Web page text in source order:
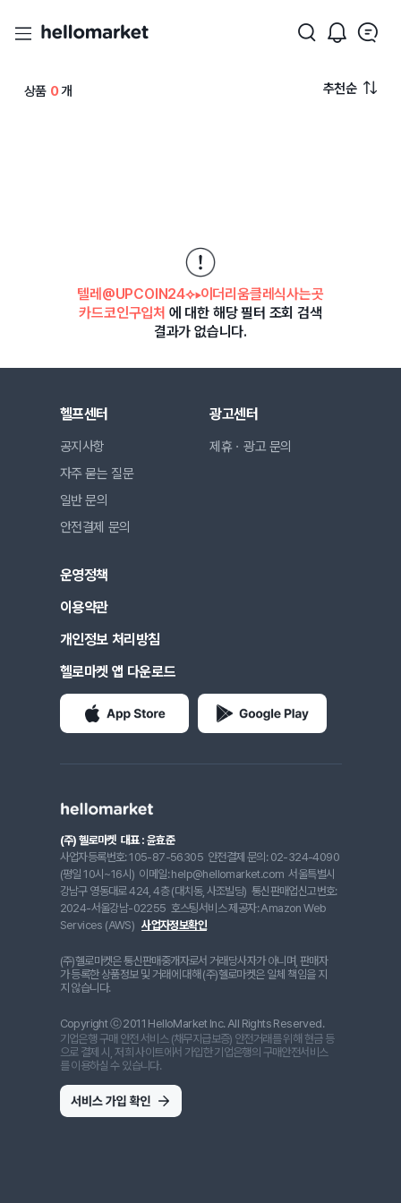
상품 0개 추천순
텔레@UPCOIN24⟡▸이더리움클레식사는곳
카드코인구입처 에 대한 해당 필터 조회 검색
결과가 없습니다.
헬프센터
공지사항
자주 묻는 질문
일반 문의
안전결제 문의
광고센터
제휴ㆍ광고 문의
운영정책
이용약관
개인정보 처리방침
헬로마켓 앱 다운로드
(주) 헬로마켓 대표 : 윤효준
사업자등록번호: 105-87-56305 안전결제 문의: 02-324-4090
(평일 10시~16시) 이메일: help@hellomarket.com 서울특별시
강남구 영동대로 424, 4층 (대치동, 사조빌딩) 통신판매업신고번호:
2024-서울강남-02255 호스팅서비스 제공자: Amazon Web
Services (AWS) 사업자정보확인
(주)헬로마켓은 통신판매중개자로서 거래당사자가 아니며, 판매자
가 등록한 상품정보 및 거래에 대해 (주)헬로마켓은 일체 책임을 지
지 않습니다.
Copyright ⓒ 2011 HelloMarket Inc. All Rights Reserved.
기업은행 구매 안전 서비스 (채무지급보증) 안전거래를 위해 현금 등
으로 결제 시, 저희 사이트에서 가입한 기업은행의 구매안전서비스
를 이용하실 수 있습니다.